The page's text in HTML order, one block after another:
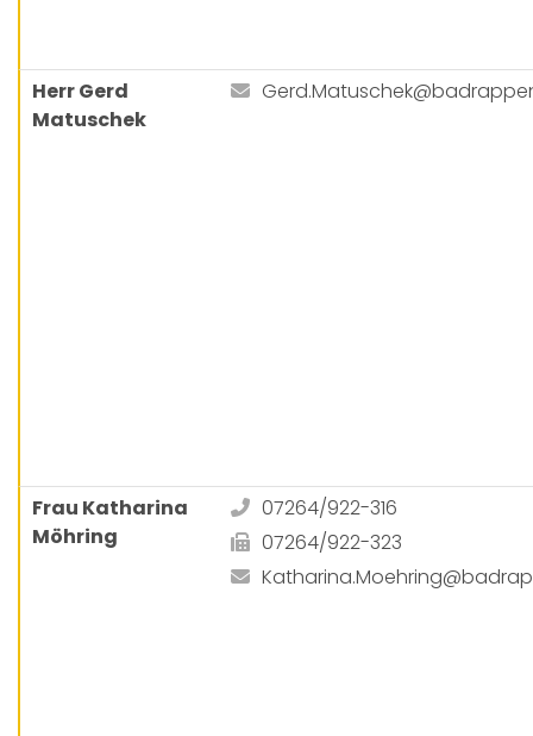
Herr Gerd
Matuschek
Frau Katharina
Möhring
07264/922-316
07264/922-323